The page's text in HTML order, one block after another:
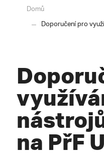
Domů
Doporučení pro
na PřF